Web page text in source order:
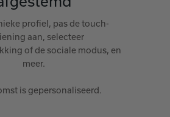
profiel, pas de touch-
aan, selecteer
of de sociale modus, en
meer.
is gepersonaliseerd.